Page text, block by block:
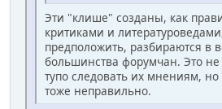
Эти "клише" созданы, как
критиками и
предположить, разбираются в
большинства форумчан. Это не
тупо следовать их мнениям,
тоже неправильно.